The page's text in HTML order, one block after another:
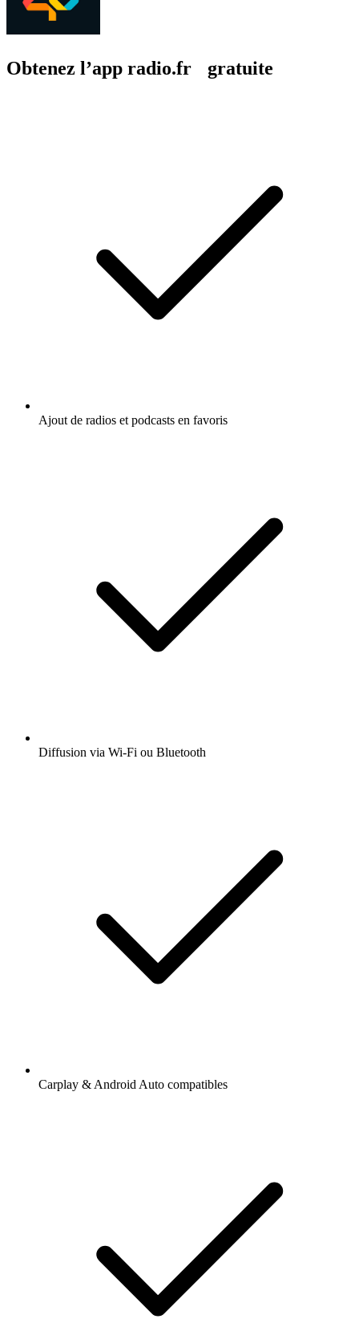
Obtenez l’app radio.fr gratuite
Ajout de radios et podcasts en favoris
Diffusion via Wi-Fi ou Bluetooth
Carplay & Android Auto compatibles